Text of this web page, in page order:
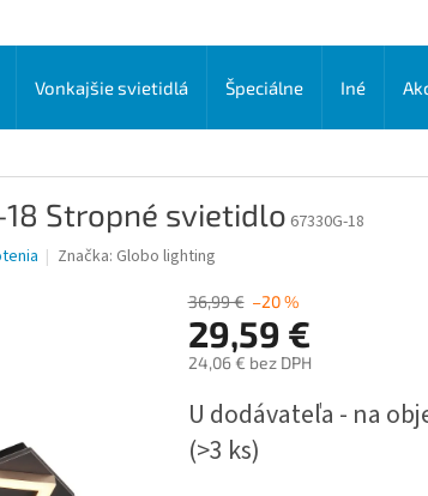
Vonkajšie svietidlá Špeciálne Iné
18 Stropné svietidlo 67330G-18
Značka: Globo lighting
36,99 € –20 %
29,59 €
24,06 € bez DPH
cena:
U dodávateľa - na
(>3 ks)